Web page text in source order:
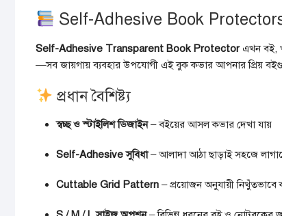
Self-Adhesive Book
Self-Adhesive Transparent Book Protectorএখন বই,
—সব জায়গায় ব্যবহার উপযোগী এই বুক কভার আপনার প্রিয়
প্রধান বৈশিষ্ট্য
স্বচ্ছ ও স্টাইলিশ ডিজাইন– বইয়ের আসল কভার দেখা যায়
Self-Adhesive সুবিধা– আলাদা আঠা ছাড়াই সহজে
Cuttable Grid Pattern – প্রয়োজন অনুযায়ী নিখুঁতভাবে